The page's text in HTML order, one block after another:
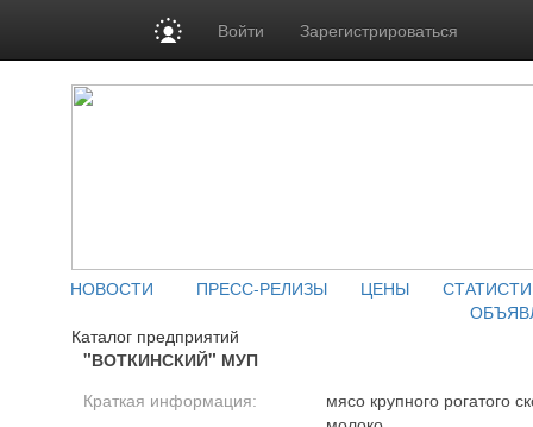
Войти Зарегистрироваться
НОВОСТИ ПРЕСС-РЕЛИЗЫ ЦЕНЫ
Каталог предприятий
"ВОТКИНСКИЙ" МУП
Краткая информация:
мясо крупного рогатого